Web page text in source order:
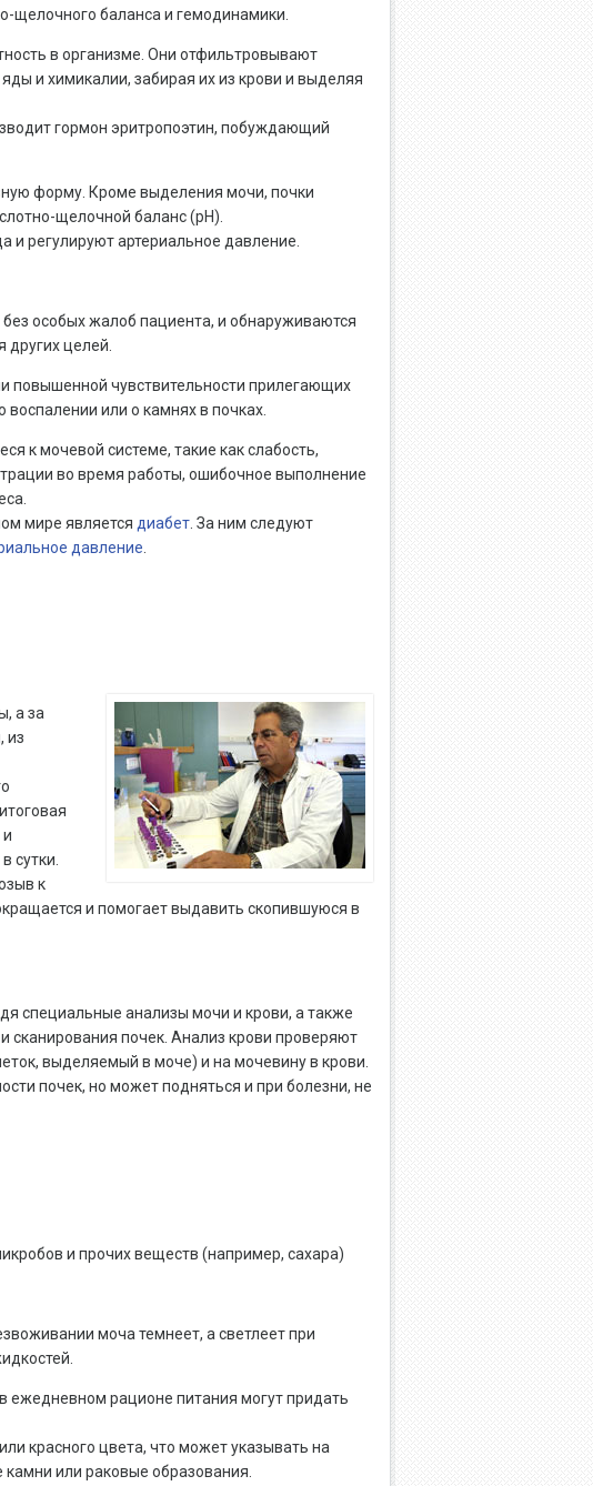
щелочного баланса и гемодинамики.
в организме. Они отфильтровывают
и химикалии, забирая их из крови и выделяя
гормон эритропоэтин, побуждающий
форму. Кроме выделения мочи, почки
щелочной баланс (рН).
и регулируют артериальное давление.
особых жалоб пациента, и обнаруживаются
целей.
повышенной чувствительности прилегающих
или о камнях в почках.
к мочевой системе, такие как слабость,
во время работы, ошибочное выполнение
мире является диабет. За ним следуют
давление
а за
из
сутки.
к
и помогает выдавить скопившуюся в
специальные анализы мочи и крови, а также
сканирования почек. Анализ крови проверяют
выделяемый в моче) и на мочевину в крови.
почек, но может подняться и при болезни, не
и прочих веществ (например, сахара)
моча темнеет, а светлеет при
ежедневном рационе питания могут придать
красного цвета, что может указывать на
или раковые образования.